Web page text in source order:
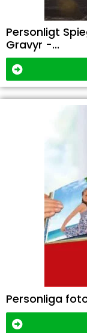
Personligt
Gravyr -...
Personliga